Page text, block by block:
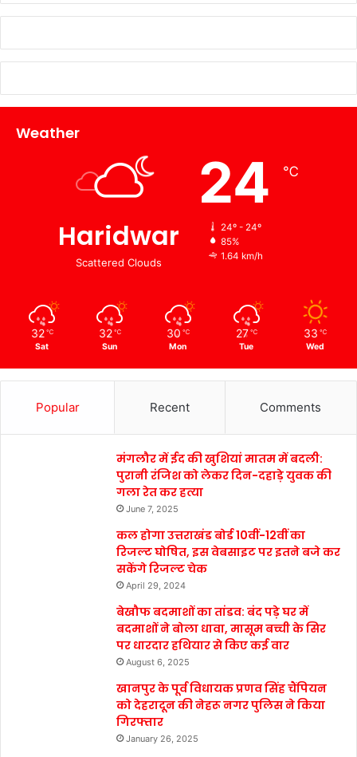
Weather
Haridwar
Scattered Clouds
24 ℃
24º - 24º
85%
1.64 km/h
32 ℃
Sat
32 ℃
Sun
30 ℃
Mon
27 ℃
Tue
33 ℃
Wed
Popular Recent Comments
मंगलौर में ईद की खुशियां मातम में बदली:
पुरानी रंजिश को लेकर दिन-दहाड़े युवक की
गला रेत कर हत्या
June 7, 2025
कल होगा उत्तराखंड बोर्ड 10वीं-12वीं का
रिजल्ट घोषित, इस वेबसाइट पर इतने बजे कर
सकेंगे रिजल्ट चेक
April 29, 2024
बेखौफ बदमाशों का तांडव: बंद पड़े घर में
बदमाशों ने बोला धावा, मासूम बच्ची के सिर
पर धारदार हथियार से किए कई वार
August 6, 2025
खानपुर के पूर्व विधायक प्रणव सिंह चैंपियन
को देहरादून की नेहरू नगर पुलिस ने किया
गिरफ्तार
January 26, 2025